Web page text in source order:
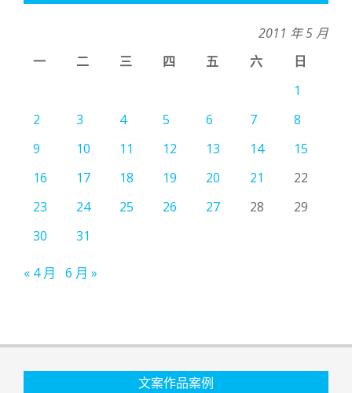
2011 年 5 月
一
二 三 四 五 六
日
1
2
3 4 5 6 7
8
9
10 11 12 13 14
15
16
17 18 19 20 21
22
23
24 25 26 27 28
29
30
31
« 4 月 6 月 »
文案作品案例